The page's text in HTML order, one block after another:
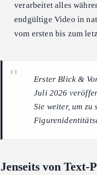
verarbeitet alles
endgültige Video in
vom ersten bis zum
Erster Blick &
Juli 2026
Sie weiter, um
Jenseits von Text-